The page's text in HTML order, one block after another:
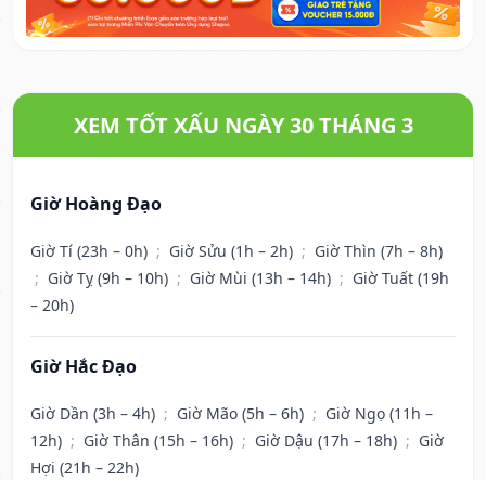
XEM TỐT XẤU NGÀY 30 THÁNG 3
Giờ Hoàng Đạo
Giờ Tí (23h – 0h) ; Giờ Sửu (1h – 2h) ; Giờ Thìn (7h – 8h)
; Giờ Tỵ (9h – 10h) ; Giờ Mùi (13h – 14h) ; Giờ Tuất (19h
– 20h)
Giờ Hắc Đạo
Giờ Dần (3h – 4h) ; Giờ Mão (5h – 6h) ; Giờ Ngọ (11h –
12h) ; Giờ Thân (15h – 16h) ; Giờ Dậu (17h – 18h) ; Giờ
Hợi (21h – 22h)